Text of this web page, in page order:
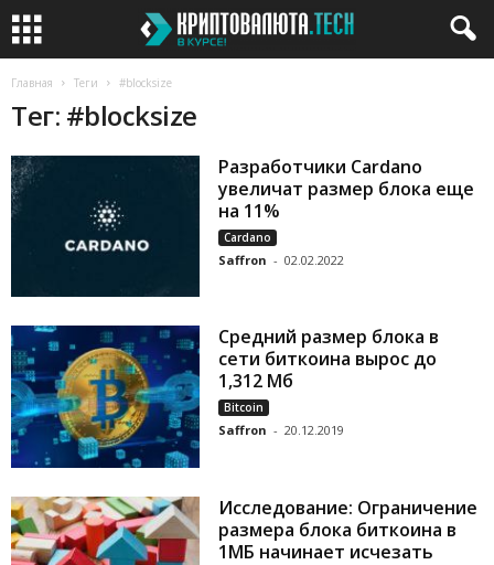
Главная Теги #blocksize
Тег: #blocksize
Разработчики Cardano
увеличат размер блока еще
на 11%
Cardano
Saffron - 02.02.2022
Средний размер блока в
сети биткоина вырос до
1,312 Мб
Bitcoin
Saffron - 20.12.2019
Исследование: Ограничение
размера блока биткоина в
1МБ начинает исчезать